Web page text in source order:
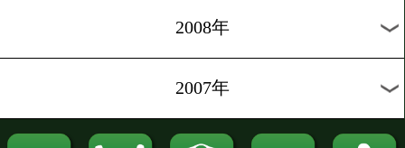
2013年
2012年